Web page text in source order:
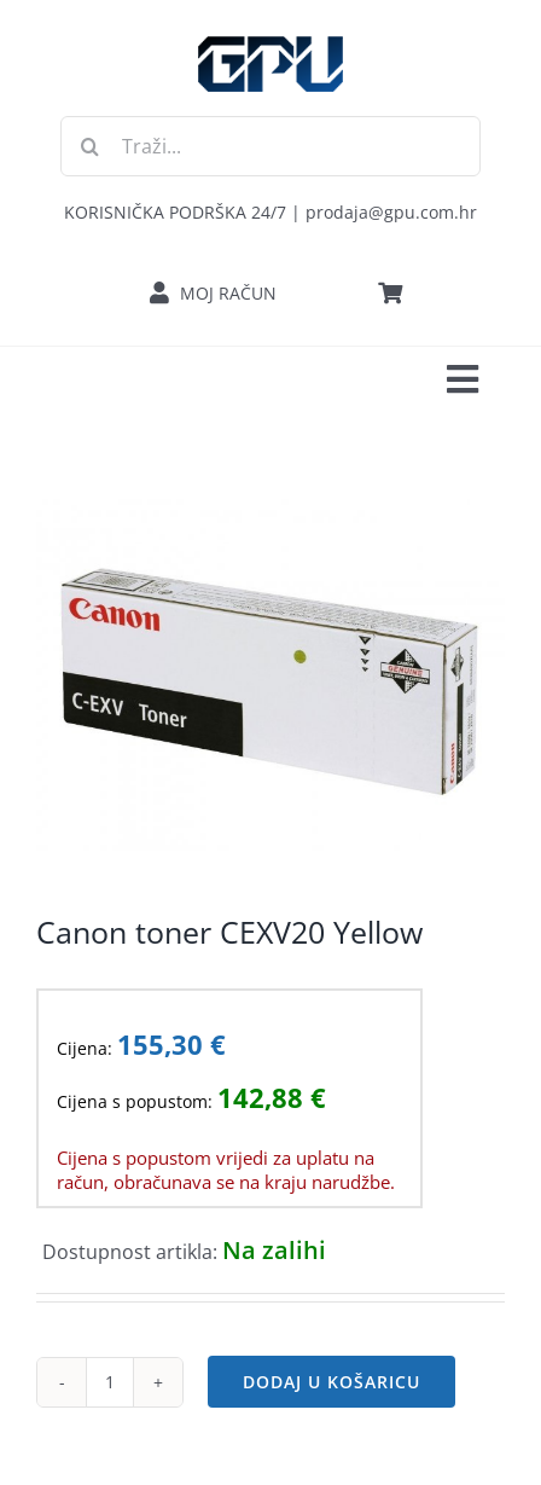
Traži...
KORISNIČKA PODRŠKA 24/7 | prodaja@gpu.com.hr
MOJ RAČUN
PERIFERIJA
MREŽNA OPREMA
OSTALO
Canon toner CEXV20 Yellow
Cijena: 155,30 €
Cijena s popustom: 142,88 €
Cijena s popustom vrijedi za uplatu na
račun, obračunava se na kraju narudžbe.
Dostupnost artikla: Na zalihi
Canon
DODAJ U KOŠARICU